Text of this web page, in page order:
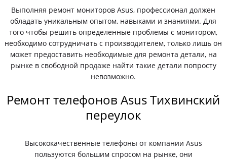
Выполняя ремонт мониторов Asus, профессионал должен
обладать уникальным опытом, навыками и знаниями. Для
того чтобы решить определенные проблемы с монитором,
необходимо сотрудничать с производителем, только лишь он
может предоставить необходимые для ремонта детали, на
рынке в свободной продаже найти такие детали попросту
невозможно.
Ремонт телефонов Asus Тихвинский
переулок
Высококачественные телефоны от компании Asus
пользуются большим спросом на рынке, они